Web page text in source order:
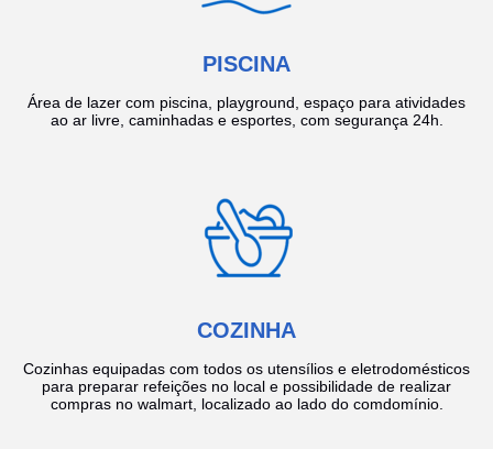
PISCINA
Área de lazer com piscina, playground, espaço para atividades
ao ar livre, caminhadas e esportes, com segurança 24h.
COZINHA
Cozinhas equipadas com todos os utensílios e eletrodomésticos
para preparar refeições no local e possibilidade de realizar
compras no walmart, localizado ao lado do comdomínio.